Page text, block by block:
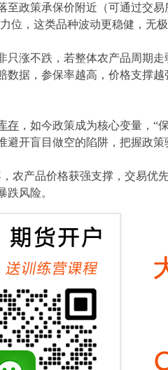
至政策承保价附近（可通过交
位，这类品种波动更稳健，无
只涨不跌，若整体农产品周期走
数据，参保率越高，价格支撑
存，如今政策成为核心变量，“
避开盲目做空的陷阱，把握政策
农产品价格获强支撑，交易
跌风险。